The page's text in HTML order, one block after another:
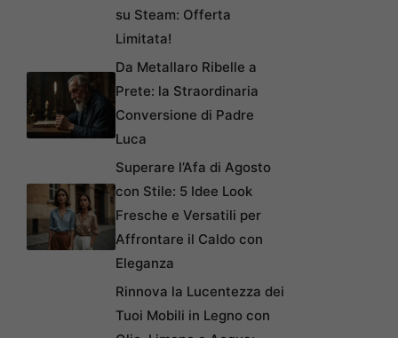
su Steam: Offerta
Limitata!
Da Metallaro Ribelle a
Prete: la Straordinaria
Conversione di Padre
Luca
Superare l’Afa di Agosto
con Stile: 5 Idee Look
Fresche e Versatili per
Affrontare il Caldo con
Eleganza
Rinnova la Lucentezza dei
Tuoi Mobili in Legno con